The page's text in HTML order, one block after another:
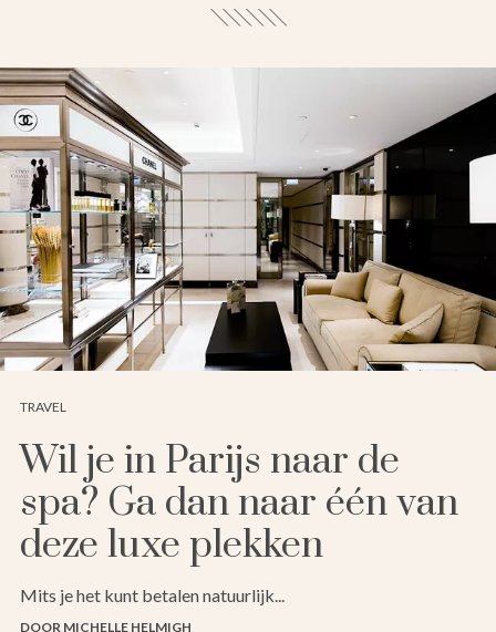
TRAVEL
Wil je in Parijs naar de
spa? Ga dan naar één van
deze luxe plekken
Mits je het kunt betalen natuurlijk...
DOOR MICHELLE HELMIGH